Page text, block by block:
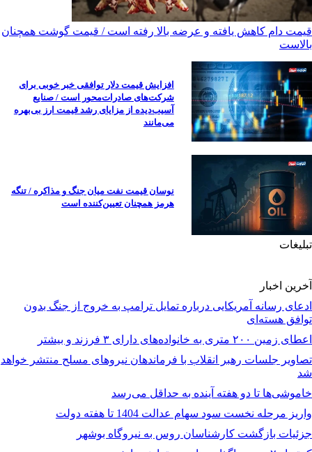
قیمت دام کاهش یافته و عرضه بالا رفته است / قیمت گوشت همچنان
بالاست
افزایش قیمت دلار توافقی خبر خوبی برای
شرکت‌های صادرات‌محور است / صنایع
آسیب‌دیده از مزایای رشد قیمت ارز بی‌بهره
می‌مانند
نوسان قیمت نفت میان جنگ و مذاکره / تنگه
هرمز همچنان تعیین‌کننده است
تبلیغات
آخرین اخبار
ادعای رسانه آمریکایی درباره تمایل ترامپ به خروج از جنگ بدون
توافق هسته‌ای
اعطای زمین ۲۰۰ متری به خانواده‌های دارای ۳ فرزند و بیشتر
تصاویر جلسات رهبر انقلاب با فرماندهان نیروهای مسلح منتشر خواهد
شد
خاموشی‌ها تا دو هفته آینده به حداقل می‌رسد
واریز مرحله نخست سود سهام عدالت 1404 تا هفته دولت
جزئیات بازگشت کارشناسان روس به نیروگاه بوشهر